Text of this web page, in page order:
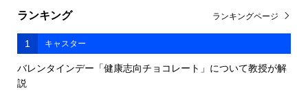
ランキング
1 キャスター
バレンタインデー「健康志向チョコレート」について教授が解
説
ランキングページ